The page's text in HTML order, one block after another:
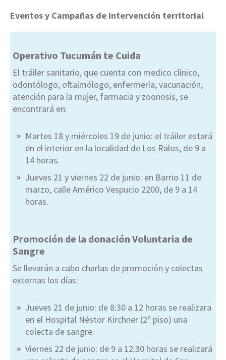
Eventos y Campañas de intervención territorial
Operativo Tucumán te Cuida
El tráiler sanitario, que cuenta con medico clínico,
odontólogo, oftalmólogo, enfermería, vacunación,
atención para la mujer, farmacia y zoonosis, se
encontrará en:
Martes 18 y miércoles 19 de junio: el tráiler estará
en el interior en la localidad de Los Ralos, de 9 a
14 horas.
Jueves 21 y viernes 22 de junio: en Barrio 11 de
marzo, calle Américo Vespucio 2200, de 9 a 14
horas.
Promoción de la donación Voluntaria de
Sangre
Se llevarán a cabo charlas de promoción y colectas
externas los días:
Jueves 21 de junio: de 8:30 a 12 horas se realizara
en el Hospital Néstor Kirchner (2º piso) una
colecta de sangre.
Viernes 22 de junio: de 9 a 12:30 horas se realizará